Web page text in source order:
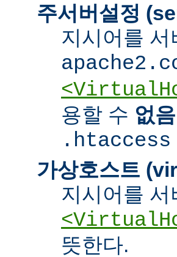
주서버설정
지시어를
용할 수 없
.htaccess
가상호스트
지시어를
뜻한다.